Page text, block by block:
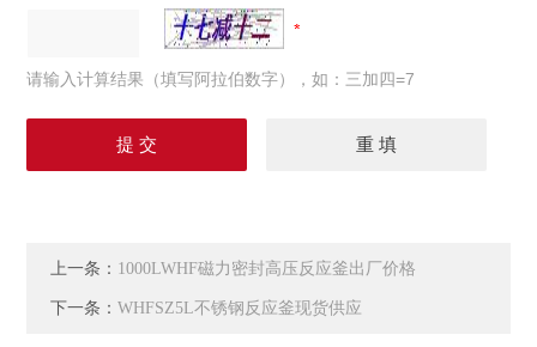
请输入计算结果（填写阿拉伯数字），如：三加四=7
上一条： 1000LWHF磁力密封高压反应釜出厂价格
下一条：WHFSZ5L不锈钢反应釜现货供应